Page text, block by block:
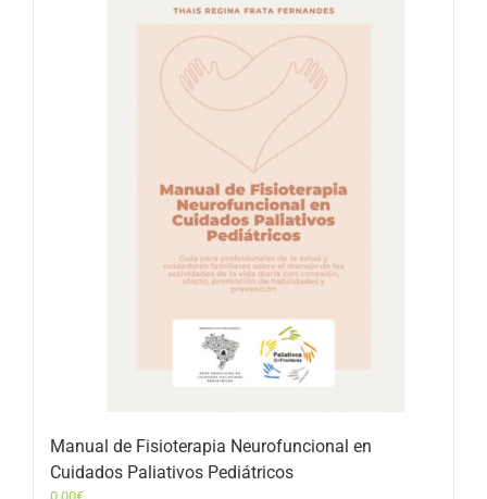
Manual de Fisioterapia Neurofuncional en
Cuidados Paliativos Pediátricos